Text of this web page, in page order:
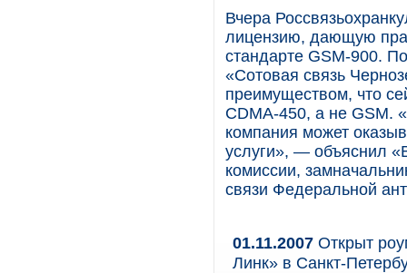
Вчера
лицензию, дающую
стандарте GSM-900.
«Сотовая связь
преимуществом, что
CDMA-450, а не GSM.
компания может
услуги», — объяснил
комиссии,
связи Федеральной
01.11.2007 Открыт
Линк» в Санкт-